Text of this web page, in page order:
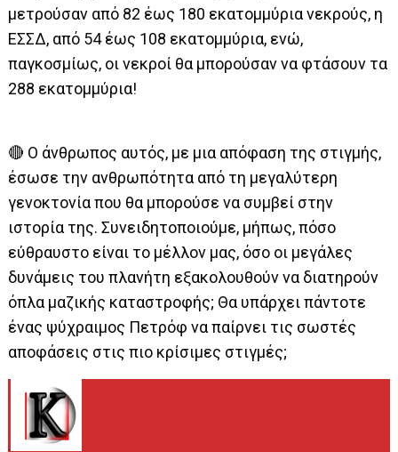
μετρούσαν από 82 έως 180 εκατομμύρια νεκρούς, η
ΕΣΣΔ, από 54 έως 108 εκατομμύρια, ενώ,
παγκοσμίως, οι νεκροί θα μπορούσαν να φτάσουν τα
288 εκατομμύρια!
🔴 Ο άνθρωπος αυτός, με μια απόφαση της στιγμής,
έσωσε την ανθρωπότητα από τη μεγαλύτερη
γενοκτονία που θα μπορούσε να συμβεί στην
ιστορία της. Συνειδητοποιούμε, μήπως, πόσο
εύθραυστο είναι το μέλλον μας, όσο οι μεγάλες
δυνάμεις του πλανήτη εξακολουθούν να διατηρούν
όπλα μαζικής καταστροφής; Θα υπάρχει πάντοτε
ένας ψύχραιμος Πετρόφ να παίρνει τις σωστές
αποφάσεις στις πιο κρίσιμες στιγμές;
.